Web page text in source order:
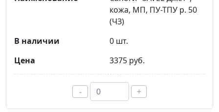
кожа, МП, ПУ-ТПУ р. 50
(ЧЗ)
0 шт.
3375 руб.
- +